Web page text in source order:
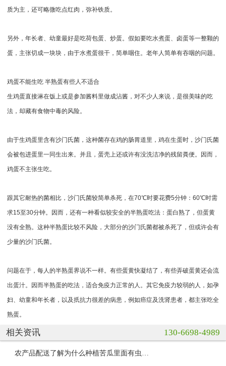
质为主，还可略微吃点红肉，弥补铁质。
另外，年长者、幼童最好是吃荷包蛋、炒蛋。假如要吃水煮蛋、卤蛋等一整颗的
蛋，主张切成一块块，由于水煮蛋很干，简单咽住。老年人简单有吞咽的问题。
鸡蛋不能生吃 半熟蛋有些人不适合
生鸡蛋直接淋在饭上或是参加酱料里做成沾酱，对不少人来说，是很美味的吃
法，却藏有食物中毒的风险。
由于生鸡蛋里含有沙门氏菌，这种菌存在鸡的肠胃道里，鸡在生蛋时，沙门氏菌
会被包进蛋里一同生出来。并且，蛋壳上还或许有没洗洁净的残留粪便。因而，
鸡蛋不主张生吃。
跟其它耐热的菌相比，沙门氏菌较简单杀死，在70℃时要花费5分钟：60℃时需
求15至30分钟。因而，还有一种看似较安全的半熟蛋吃法：蛋白熟了，但蛋黄
没有全熟。这种半熟蛋比较不风险，大部分的沙门氏菌都被杀死了，但或许会有
少量的沙门氏菌。
问题在于，每人的半熟蛋界说不一样。有些蛋黄快凝结了，有些弄破蛋黄还会流
出蛋汁。因而半熟蛋的吃法，适合免疫力正常的人。其它免疫力较弱的人，如孕
妇、幼童和年长者，以及扺抗力很差的病患，例如癌症及洗肾患者，都主张吃全
熟蛋。
相关资讯 130-6698-4989